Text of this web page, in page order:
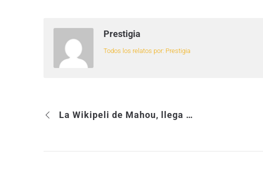
Prestigia
Todos los relatos por: Prestigia
La Wikipeli de Mahou, llega el gran día